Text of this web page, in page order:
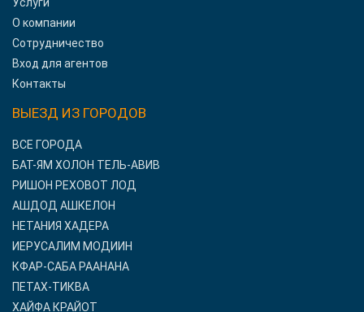
О компании
Сотрудничество
Вход для агентов
Контакты
ВЫЕЗД ИЗ ГОРОДОВ
ВСЕ ГОРОДА
БАТ-ЯМ ХОЛОН ТЕЛЬ-АВИВ
РИШОН РЕХОВОТ ЛОД
АШДОД АШКЕЛОН
НЕТАНИЯ ХАДЕРА
ИЕРУСАЛИМ МОДИИН
КФАР-САБА РААНАНА
ПЕТАХ-ТИКВА
ХАЙФА КРАЙОТ